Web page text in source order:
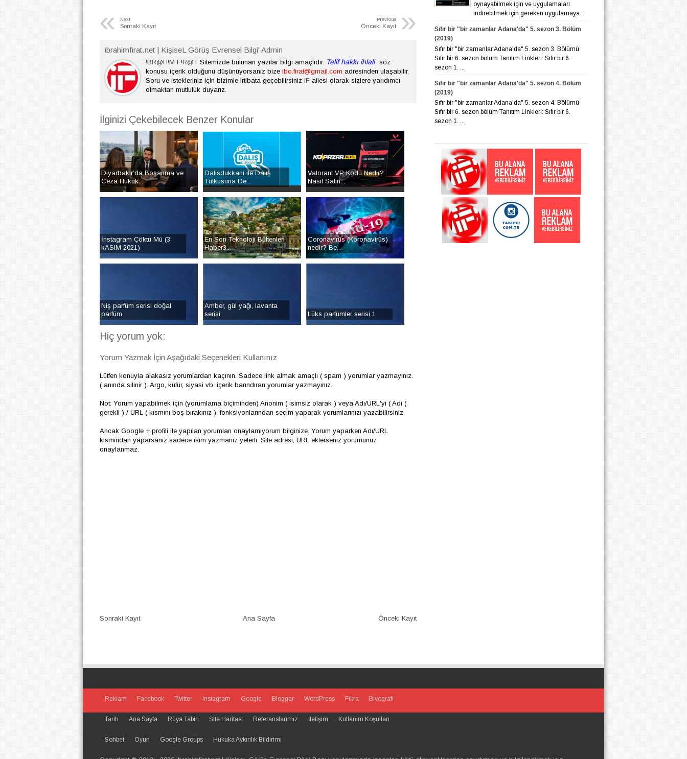
« Next
Sonraki Kayıt »
Previous
Önceki Kayıt
ibrahimfirat.net | KişiseL Görüş Evrensel Bilgi' Admin
!BR@H!M F!R@TSitemizde bulunan yazılar bilgi amaçlıdır. Telif hakkı ihlali
söz
konusu içerik olduğunu düşünüyorsanız bize ibo.firat@gmail.com adresinden ulaşabilir.
Soru ve istekleriniz için bizimle irtibata geçebilirsiniz iF ailesi olarak sizlere yarıdımcı
olmaktan mutluluk duyarız.
İlginizi Çekebilecek Benzer Konular
Diyarbakır’da Boşanma ve
Ceza Hukuk...
Dalisdukkani ile Dalış
Tutkusuna De...
Valorant VP Kodu Nedir?
Nasıl Satın...
İnstagram Çöktü Mü (3
kASIM 2021)
En Son Teknoloji Bültenleri
Haber3...
Coronavirüs (Koronavirüs)
nedir? Be...
Niş parfüm serisi doğal
parfüm
Amber, gül yağı, lavanta
serisi
Lüks parfümler serisi 1
Hiç yorum yok:
Yorum Yazmak İçin Aşağıdaki Seçenekleri Kullanınız
Lütfen konuyla alakasız yorumlardan kaçının. Sadece link almak amaçlı ( spam ) yorumlar yazmayınız.
( anında silinir ). Argo, küfür, siyasi vb. içerik barındıran yorumlar yazmayınız.
Not: Yorum yapabilmek için (yorumlama biçiminden) Anonim ( isimsiz olarak ) veya Adı/URL'yi ( Adı (
gerekli ) / URL ( kısmını boş bırakınız ), fonksiyonlarından seçim yaparak yorumlarınızı yazabilirsiniz.
Ancak Google + profili ile yapılan yorumları onaylamıyorum bilginize. Yorum yaparken Adı/URL
kısmından yaparsanız sadece isim yazmanız yeterli. Site adresi, URL eklerseniz yorumunuz
onaylanmaz.
Sonraki Kayıt Önceki Kayıt
Ana Sayfa
oynayabilmek için ve uygulamaları
indirebilmek için gereken uygulamaya...
Sıfır bir "bir zamanlar Adana'da" 5. sezon 3. Bölüm
(2019)
Sıfır bir "bir zamanlar Adana'da" 5. sezon 3. Bölümü
Sıfır bir 6. sezon bölüm Tanıtım Linkleri: Sıfır bir 6.
sezon 1. ...
Sıfır bir "bir zamanlar Adana'da" 5. sezon 4. Bölüm
(2019)
Sıfır bir "bir zamanlar Adana'da" 5. sezon 4. Bölümü
Sıfır bir 6. sezon bölüm Tanıtım Linkleri: Sıfır bir 6.
sezon 1. ...
Reklam Facebook Twitter Instagram Google Blogger WordPress Fıkra Biyografi
Tarih Ana Sayfa Rüya Tabiri Site Haritası Referanslarımız İletişim Kullanım Koşulları
Sohbet Oyun Google Groups Hukuka Aykırılık Bildirimi